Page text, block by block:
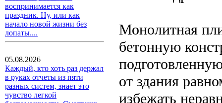
воспринимается как
праздник. Ну, или как
начало новой жизни без
лопаты....
05.08.2026
Каждый, кто хоть раз держал
в руках отчеты из пяти
разных систем, знает это
чувство легкой
Монолитная
бетонную
от здания
избежать